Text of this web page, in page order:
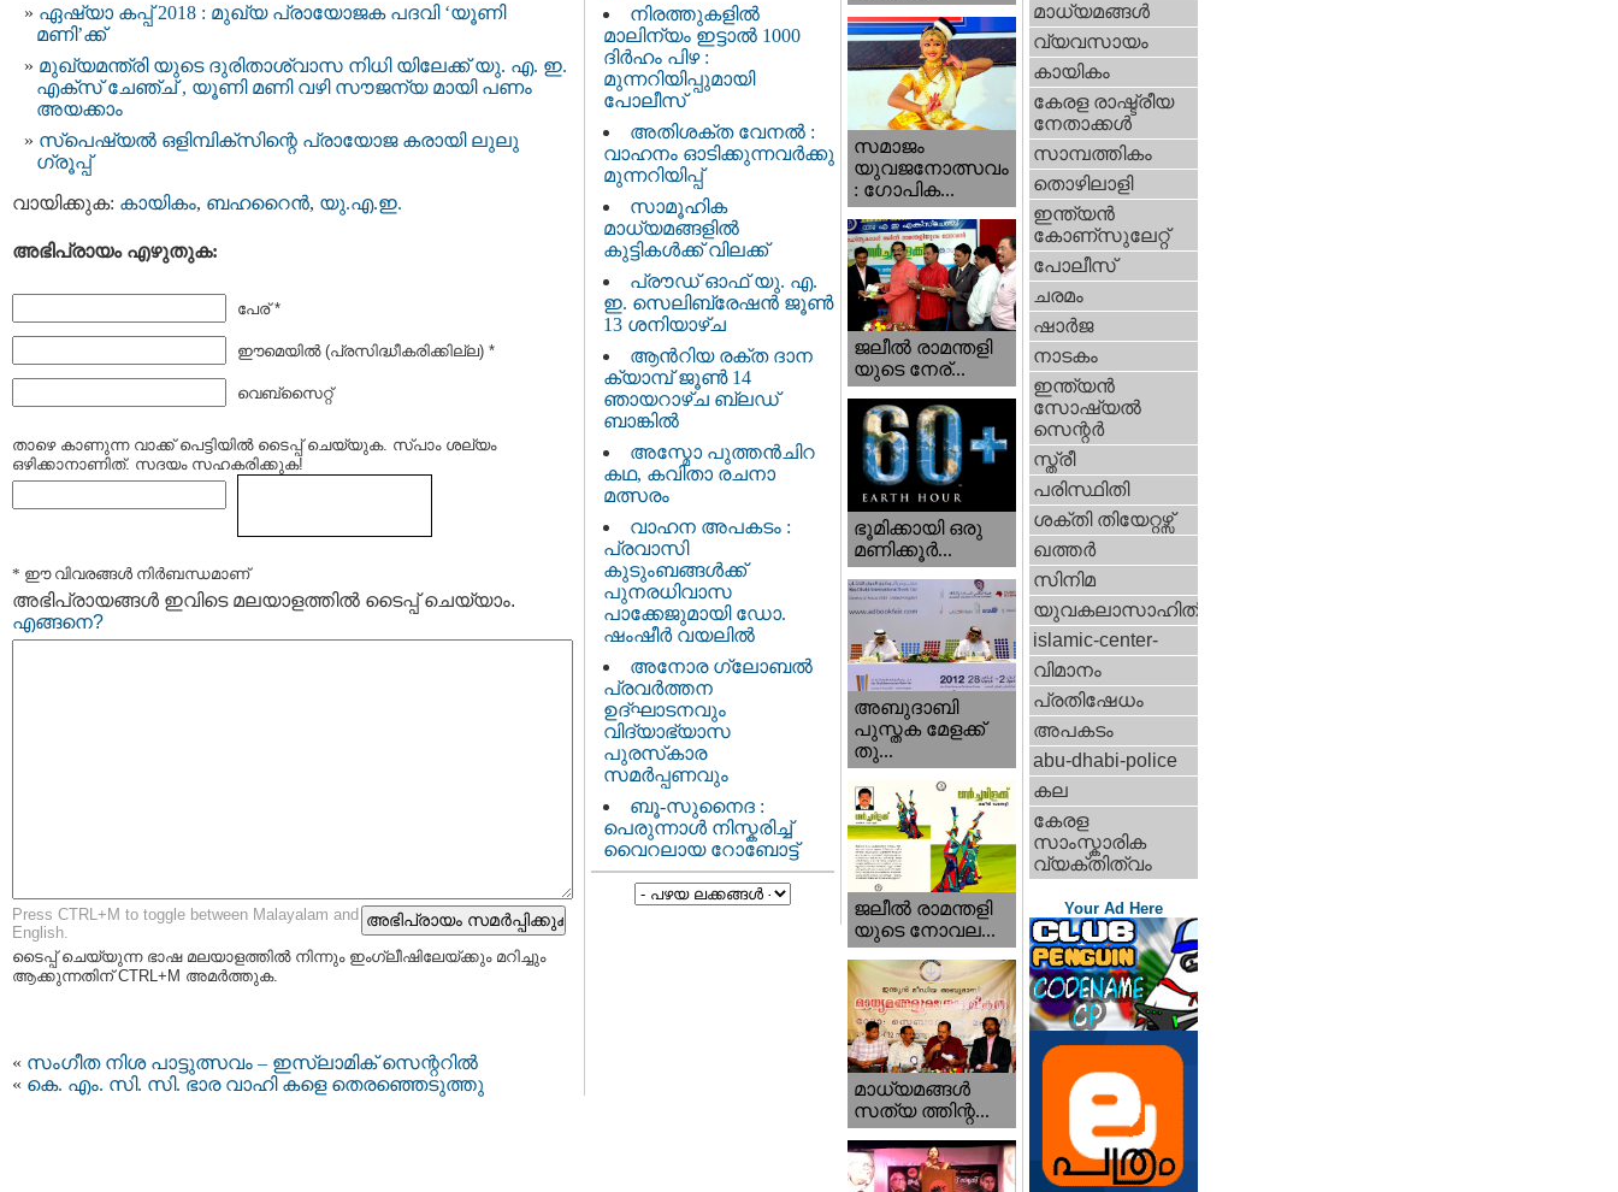
ഏഷ്യാ കപ്പ് 2018 : മുഖ്യ പ്രായോജക പദവി ‘യൂണി
മണി’ക്ക്
മുഖ്യമന്ത്രി യുടെ ദുരിതാശ്വാസ നിധി യിലേക്ക് യു. എ. ഇ.
എക്സ് ചേഞ്ച് , യൂണി മണി വഴി സൗജന്യ മായി പണം
അയക്കാം
സ്പെഷ്യല്‍ ഒളിമ്പിക്സിന്റെ പ്രായോജ കരായി ലുലു
ഗ്രൂപ്പ്
വായിക്കുക: കായികം, ബഹറൈന്‍, യു.എ.ഇ.
അഭിപ്രായം എഴുതുക:
പേര് *
ഈമെയില്‍ (പ്രസിദ്ധീകരിക്കില്ല) *
വെബ്സൈറ്റ്
താഴെ കാണുന്ന വാക്ക് പെട്ടിയില്‍ ടൈപ്പ്‌ ചെയ്യുക. സ്പാം ശല്യം
ഒഴിക്കാനാണിത്. സദയം സഹകരിക്കുക!
* ഈ വിവരങ്ങള്‍ നിര്‍ബന്ധമാണ്
അഭിപ്രായങ്ങള്‍ ഇവിടെ മലയാളത്തില്‍ ടൈപ്പ് ചെയ്യാം.
എങ്ങനെ?
Press CTRL+M to toggle between Malayalam and
English.
ടൈപ്പ്‌ ചെയ്യുന്ന ഭാഷ മലയാളത്തില്‍ നിന്നും ഇംഗ്ലീഷിലേയ്ക്കും മറിച്ചും
ആക്കുന്നതിന് CTRL+M അമര്‍ത്തുക.
« സംഗീത നിശ പാട്ടുത്സവം – ഇസ്ലാമിക് സെന്ററില്‍
« കെ. എം. സി. സി. ഭാര വാഹി കളെ തെരഞ്ഞെടുത്തു
നിരത്തുകളിൽ
മാലിന്യം ഇട്ടാൽ 1000
ദിർഹം പിഴ :
മുന്നറിയിപ്പുമായി
പോലീസ്
അതിശക്ത വേനൽ :
വാഹനം ഓടിക്കുന്നവർക്കു
മുന്നറിയിപ്പ്
സാമൂഹിക
മാധ്യമങ്ങളിൽ
കുട്ടികൾക്ക് വിലക്ക്
പ്രൗഡ് ഓഫ് യു. എ.
ഇ. സെലിബ്രേഷൻ ജൂൺ
13 ശനിയാഴ്ച
ആൻറിയ രക്ത ദാന
ക്യാമ്പ് ജൂൺ 14
ഞായറാഴ്ച ബ്ലഡ്
ബാങ്കിൽ
അസ്മോ പുത്തൻചിറ
കഥ, കവിതാ രചനാ
മത്സരം
വാഹന അപകടം :
പ്രവാസി
കുടുംബങ്ങൾക്ക്
പുനരധിവാസ
പാക്കേജുമായി ഡോ.
ഷംഷീർ വയലിൽ
അനോര ഗ്ലോബൽ
പ്രവർത്തന
ഉദ്ഘാടനവും
വിദ്യാഭ്യാസ
പുരസ്‌കാര
സമർപ്പണവും
ബൂ-സുനൈദ :
പെരുന്നാൾ നിസ്കരിച്ച്
വൈറലായ റോബോട്ട്
സമാജം
യുവജനോത്സവം
: ഗോപിക...
ജലീല്‍ രാമന്തളി
യുടെ നേര്...
ഭൂമിക്കായി ഒരു
മണിക്കൂര്‍...
അബുദാബി
പുസ്തക മേളക്ക്
തു...
ജലീല്‍ രാമന്തളി
യുടെ നോവല...
മാധ്യമങ്ങള്‍
സത്യ ത്തിന്റ...
മാധ്യമങ്ങള്‍
വ്യവസായം
കായികം
കേരള രാഷ്ട്രീയ
നേതാക്കള്‍
സാമ്പത്തികം
തൊഴിലാളി
ഇന്ത്യന്‍
കോണ്സുലേറ്റ്
പോലീസ്
ചരമം
ഷാര്‍ജ
നാടകം
ഇന്ത്യന്‍
സോഷ്യല്‍
സെന്റര്‍
സ്ത്രീ
പരിസ്ഥിതി
ശക്തി തിയേറ്റഴ്സ്
ഖത്തര്‍
സിനിമ
യുവകലാസാഹിതി
islamic-center-
വിമാനം
പ്രതിഷേധം
അപകടം
abu-dhabi-police
കല
കേരള
സാംസ്കാരിക
വ്യക്തിത്വം
Your Ad Here